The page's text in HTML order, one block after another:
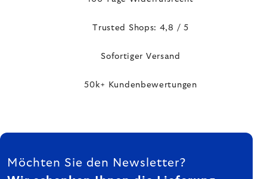
Trusted Shops: 4,8 / 5
Sofortiger Versand
50k+ Kundenbewertungen
FUSSZEILE
Möchten Sie den Newsletter?